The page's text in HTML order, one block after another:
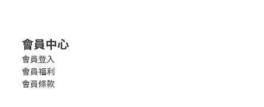
會員中心
會員登入
會員福利
會員條款